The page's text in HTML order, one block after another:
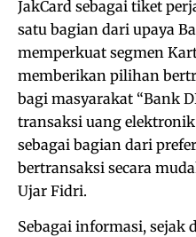
JakCard sebagai tiket
satu bagian dari upaya
memperkuat segmen
memberikan pilihan
bagi masyarakat “Bank
transaksi uang
sebagai bagian dari
bertransaksi secara
Ujar Fidri.
Sebagai informasi,